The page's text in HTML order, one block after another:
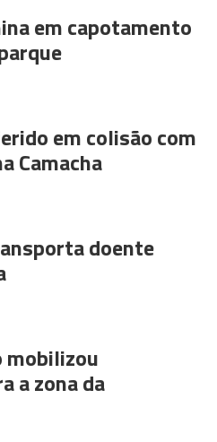
em capotamento
em colisão com
Camacha
doente
mobilizou
a zona da